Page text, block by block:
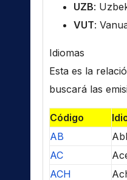
UZB:
VUT:
Idiomas
Esta es la
buscará las
Código
AB
AC
ACH